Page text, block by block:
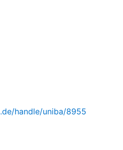
handle/uniba/8955